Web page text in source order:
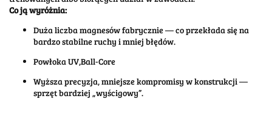
Co ją wyróżnia:
Duża liczba magnesów fabrycznie — co przekłada się na
bardzo stabilne ruchy i mniej błędów.
Powłoka UV,Ball-Core
Wyższa precyzja, mniejsze kompromisy w konstrukcji —
sprzęt bardziej „wyścigowy”.